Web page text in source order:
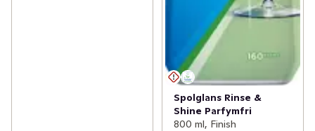
Spolglans Rinse &
Shine Parfymfri
800 ml, Finish